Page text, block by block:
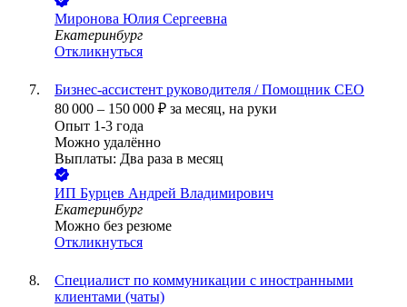
Миронова Юлия Сергеевна
Екатеринбург
Откликнуться
Бизнес-ассистент руководителя / Помощник СЕО
80 000 – 150 000 ₽ за месяц, на руки
Опыт 1-3 года
Можно удалённо
Выплаты: Два раза в месяц
ИП Бурцев Андрей Владимирович
Екатеринбург
Можно без резюме
Откликнуться
Специалист по коммуникации с иностранными
клиентами (чаты)